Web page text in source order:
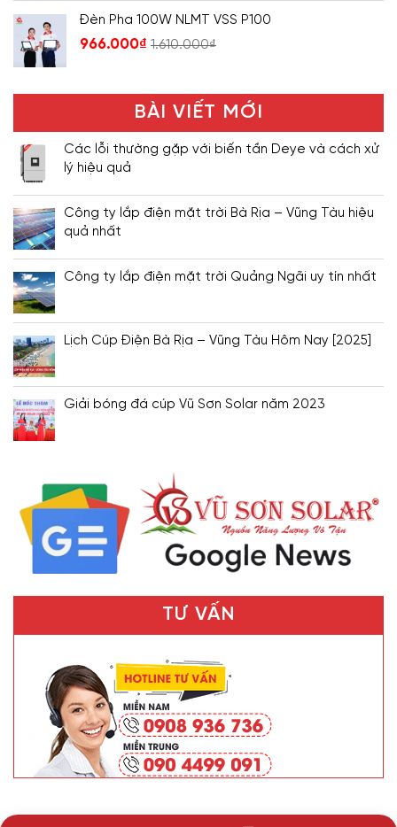
Đèn Pha 100W NLMT VSS P100
966.000₫ 1.610.000₫
BÀI VIẾT MỚI
Các lỗi thường gặp với biến tần Deye và cách xử
lý hiệu quả
Công ty lắp điện mặt trời Bà Rịa – Vũng Tàu hiệu
quả nhất
Công ty lắp điện mặt trời Quảng Ngãi uy tín nhất
Lịch Cúp Điện Bà Rịa – Vũng Tàu Hôm Nay [2025]
Giải bóng đá cúp Vũ Sơn Solar năm 2023
TƯ VẤN